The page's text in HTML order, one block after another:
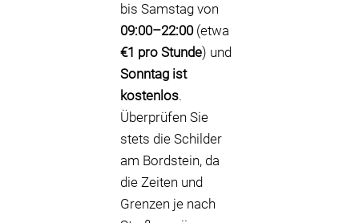
bis Samstag von
09:00–22:00(etwa
€1 pro Stunde) und
Sonntag ist
kostenlos.
Überprüfen Sie
stets die Schilder
am Bordstein, da
die Zeiten und
Grenzen je nach